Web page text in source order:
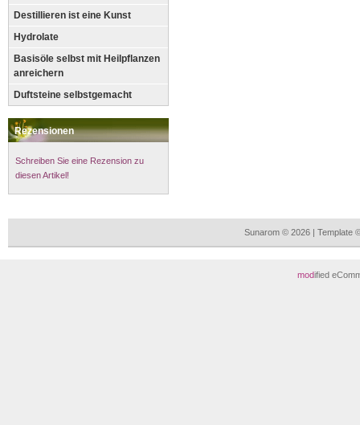
Destillieren ist eine Kunst
Hydrolate
Basisöle selbst mit Heilpflanzen
anreichern
Duftsteine selbstgemacht
Rezensionen
Schreiben Sie eine Rezension zu
diesen Artikel!
Sunarom © 2026 | Template
modified